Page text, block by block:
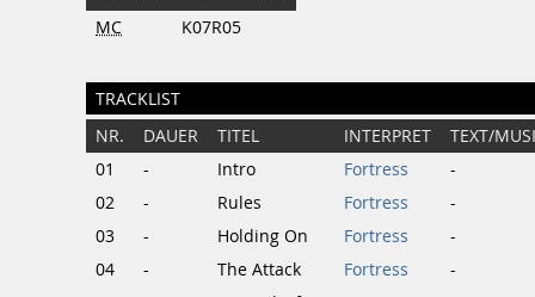
MC
K07R05
TRACKLIST
NR. DAUER TITEL INTERPRET
TEXT/
01
- Intro Fortress
-
02
- Rules Fortress
-
03
- Holding On Fortress
-
04
- The Attack Fortress
-